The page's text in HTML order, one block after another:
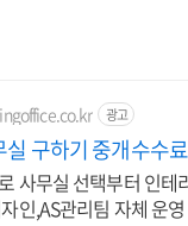
광고
구하기 중개수수
사무실 선택부터 인
인,AS관리팀 자체 운영